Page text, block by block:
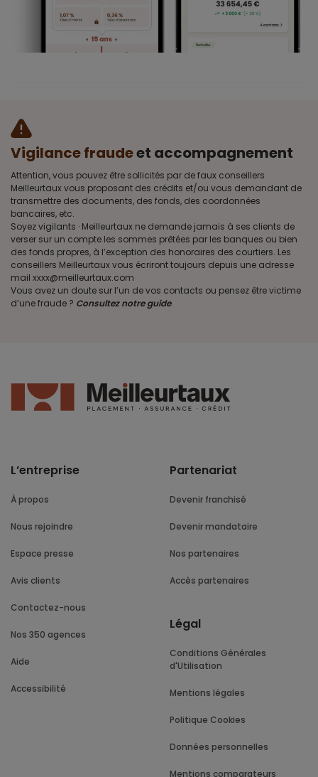
Vigilance fraudeet accompagnement
Attention, vous pouvez être sollicités par de faux conseillers
Meilleurtaux vous proposant des crédits et/ou vous demandant de
transmettre des documents, des fonds, des coordonnées
bancaires, etc.
Soyez vigilants · Meilleurtaux ne demande jamais à ses clients de
verser sur un compte les sommes prêtées par les banques ou bien
des fonds propres, à l’exception des honoraires des courtiers. Les
conseillers Meilleurtaux vous écriront toujours depuis une adresse
mail xxxx@meilleurtaux.com
Vous avez un doute sur l’un de vos contacts ou pensez être victime
d’une fraude ? Consultez notre guide.
L’entreprise
À propos
Nous rejoindre
Espace presse
Avis clients
Contactez-nous
Nos 350 agences
Aide
Accessibilité
Partenariat
Devenir franchisé
Devenir mandataire
Nos partenaires
Accès partenaires
Légal
Conditions Générales
d'Utilisation
Mentions légales
Politique Cookies
Données personnelles
Mentions comparateurs